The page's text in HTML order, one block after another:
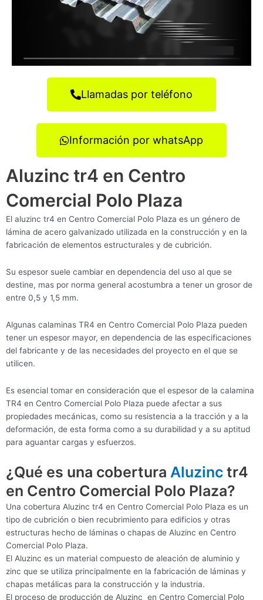
Llamadas por teléfono
Información por whatsApp
Aluzinc tr4 en Centro
Comercial Polo Plaza
El aluzinc tr4 en Centro Comercial Polo Plaza es un género de
lámina de acero galvanizado utilizada en la construcción y en la
fabricación de elementos estructurales y de cubrición.
Su espesor suele cambiar en dependencia del uso al que se
destine, mas por norma general acostumbra a tener un grosor de
entre 0,5 y 1,5 mm.
Algunas calaminas TR4 en Centro Comercial Polo Plaza pueden
tener un espesor mayor, en dependencia de las especificaciones
del fabricante y de las necesidades del proyecto en el que se
utilicen.
Es esencial tomar en consideración que el espesor de la calamina
TR4 en Centro Comercial Polo Plaza puede afectar a sus
propiedades mecánicas, como su resistencia a la tracción y a la
deformación, de esta forma como a su durabilidad y a su aptitud
para aguantar cargas y esfuerzos.
¿Qué es una cobertura Aluzinc tr4
en Centro Comercial Polo Plaza?
Una cobertura Aluzinc tr4 en Centro Comercial Polo Plaza es un
tipo de cubrición o bien recubrimiento para edificios y otras
estructuras hecho de láminas o chapas de Aluzinc en Centro
Comercial Polo Plaza.
El Aluzinc es un material compuesto de aleación de aluminio y
zinc que se utiliza principalmente en la fabricación de láminas y
chapas metálicas para la construcción y la industria.
El proceso de producción de Aluzinc en Centro Comercial Polo